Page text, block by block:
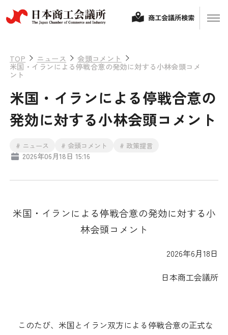
経営相談
融資制度・補助金
保険・共済
情報提供・広報
政策提言
日本商工会議所とは
日商のあゆみ
商工会議所検索
TOP ニュース 会頭コメント
米国・イランによる停戦合意の発効に対する小林会頭コメ
ント
米国・イランによる停戦合意の
発効に対する小林会頭コメント
# ニュース # 会頭コメント # 政策提言
2026年06月18日 15:16
米国・イランによる停戦合意の発効に対する小
林会頭コメント
2026年6月18日
日本商工会議所
このたび、米国とイラン双方による停戦合意の正式な